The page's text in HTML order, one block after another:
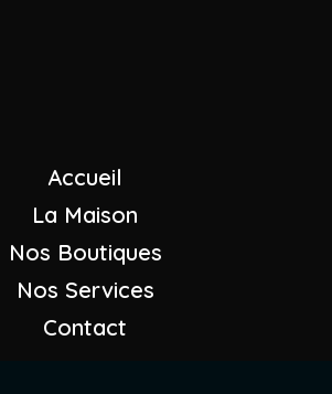
Accueil
La Maison
Nos Boutiques
Nos Services
Contact